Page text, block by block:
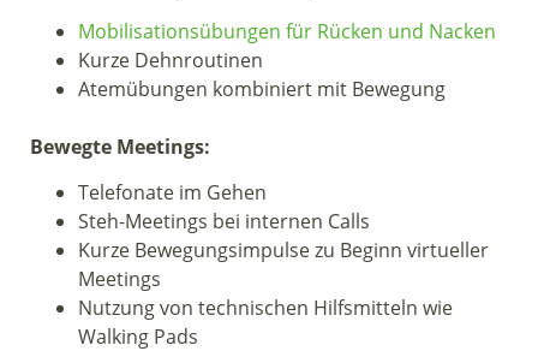
Mobilisationsübungen für Rücken und Nacken
Kurze Dehnroutinen
Atemübungen kombiniert mit Bewegung
Bewegte Meetings:
Telefonate im Gehen
Steh-Meetings bei internen Calls
Kurze Bewegungsimpulse zu Beginn virtueller
Meetings
Nutzung von technischen Hilfsmitteln wie
Walking Pads